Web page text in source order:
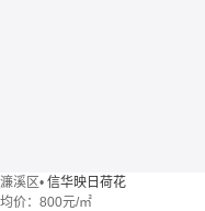
濂溪区• 信华映日荷花
均价： 800元/㎡